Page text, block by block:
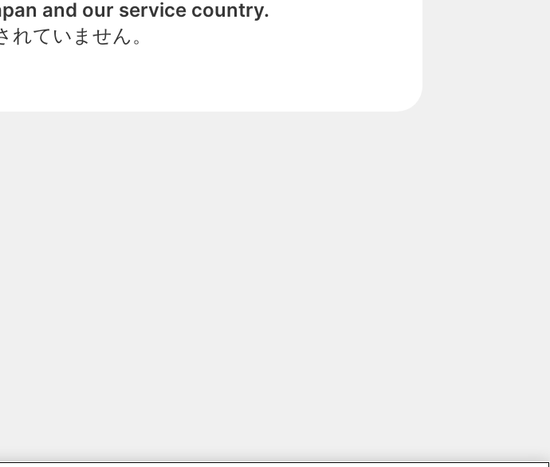
and our service country.
ていません。